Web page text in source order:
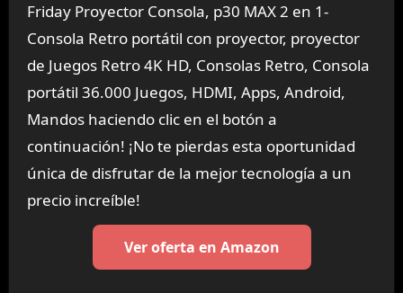
Friday Proyector Consola, p30 MAX 2 en 1-
Consola Retro portátil con proyector, proyector
de Juegos Retro 4K HD, Consolas Retro, Consola
portátil 36.000 Juegos, HDMI, Apps, Android,
Mandos haciendo clic en el botón a
continuación! ¡No te pierdas esta oportunidad
única de disfrutar de la mejor tecnología a un
precio increíble!
Ver oferta en Amazon